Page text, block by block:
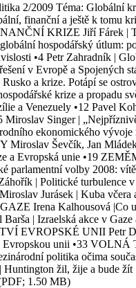
2/2009 Téma: Globální
finanční a ještě k tomu
KRIZE Jiří Fárek |
hospodářský útlum:
•4 Petr Zahradník |
v Evropě a Spojených
a krize. Potápí se
krize a propadu
a Venezuely •12 Pavel
Miroslav Singer |
ekonomického vývoje
Miroslav Ševčík, Jan
a Evropská unie •19
parlamentní volby 2008:
| Politické turbulence
Jurásek | Kuba včera
Irena Kalhousová |Co
Barša | Izraelská akce v
EVROPSKÉ UNII Petr
Evropskou unii •33 VOLNÁ
politika očima
Huntington žil, žije a bude
1.50 MB)